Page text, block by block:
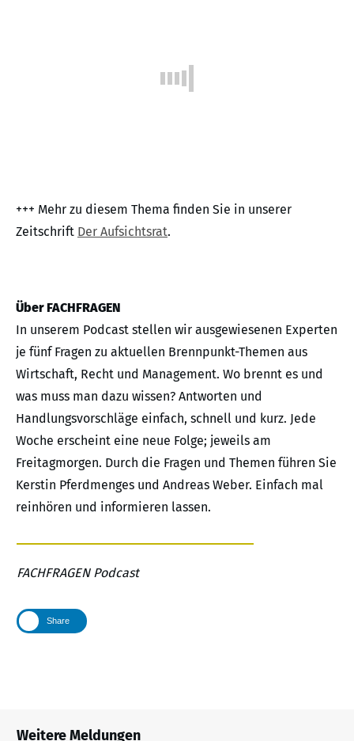
+++ Mehr zu diesem Thema finden Sie in unserer
Zeitschrift Der Aufsichtsrat.
Über FACHFRAGEN
In unserem Podcast stellen wir ausgewiesenen Experten
je fünf Fragen zu aktuellen Brennpunkt-Themen aus
Wirtschaft, Recht und Management. Wo brennt es und
was muss man dazu wissen? Antworten und
Handlungsvorschläge einfach, schnell und kurz. Jede
Woche erscheint eine neue Folge; jeweils am
Freitagmorgen. Durch die Fragen und Themen führen Sie
Kerstin Pferdmenges und Andreas Weber. Einfach mal
reinhören und informieren lassen.
FACHFRAGEN Podcast
Share
Weitere Meldungen